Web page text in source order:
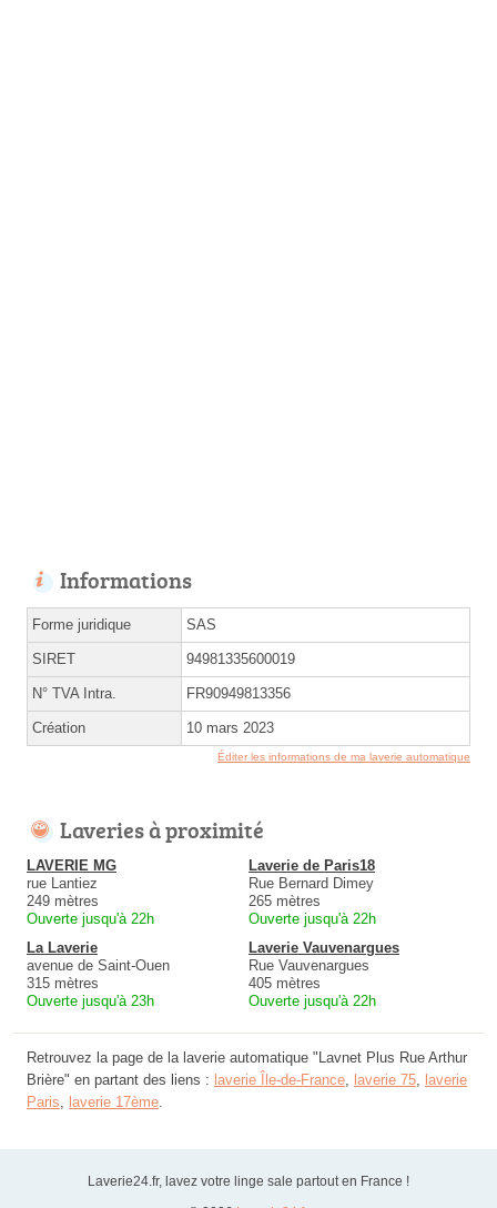
Informations
Forme juridique SAS
SIRET 94981335600019
N° TVA Intra. FR90949813356
Création 10 mars 2023
Éditer les informations de ma laverie automatique
Laveries à proximité
LAVERIE MG
rue Lantiez
249 mètres
Ouverte jusqu'à 22h
Laverie de Paris18
Rue Bernard Dimey
265 mètres
Ouverte jusqu'à 22h
La Laverie
avenue de Saint-Ouen
315 mètres
Ouverte jusqu'à 23h
Laverie Vauvenargues
Rue Vauvenargues
405 mètres
Ouverte jusqu'à 22h
Retrouvez la page de la laverie automatique "Lavnet Plus Rue Arthur
Brière" en partant des liens : laverie Île-de-France, laverie 75, laverie
Paris, laverie 17ème.
Laverie24.fr, lavez votre linge sale partout en France !